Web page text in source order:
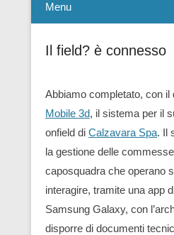
Menu
Il field? è connesso
Abbiamo completato, con il
Mobile 3d, il sistema per il
onfield di Calzavara Spa. Il
la gestione delle
caposquadra che operano
interagire, tramite una app
Samsung Galaxy, con
disporre di documenti